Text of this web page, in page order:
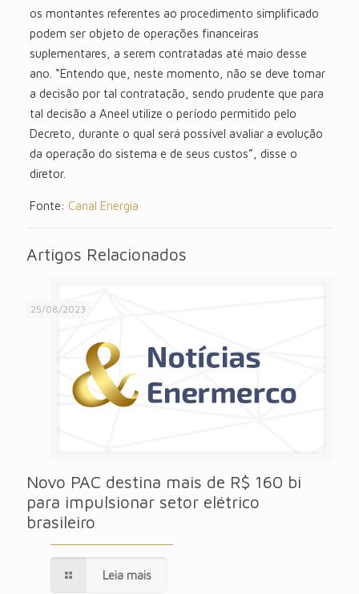
os montantes referentes ao procedimento simplificado
podem ser objeto de operações financeiras
suplementares, a serem contratadas até maio desse
ano. “Entendo que, neste momento, não se deve tomar
a decisão por tal contratação, sendo prudente que para
tal decisão a Aneel utilize o período permitido pelo
Decreto, durante o qual será possível avaliar a evolução
da operação do sistema e de seus custos”, disse o
diretor.
Fonte: Canal Energia
Artigos Relacionados
25/08/2023
Novo PAC destina mais de R$ 160 bi
para impulsionar setor elétrico
brasileiro
Leia mais